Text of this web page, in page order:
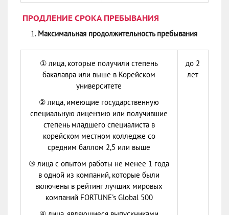
ПРОДЛЕНИЕ СРОКА ПРЕБЫВАНИЯ
Максимальная продолжительность пребывания
① лица, которые получили степень
бакалавра или выше в Корейском
университете
② лица, имеющие государственную
специальную лицензию или получившие
степень младшего специалиста в
корейском местном колледже со
средним баллом 2,5 или выше
③ лица с опытом работы не менее 1 года
в одной из компаний, которые были
включены в рейтинг лучших мировых
компаний FORTUNE's Global 500
до 2
лет